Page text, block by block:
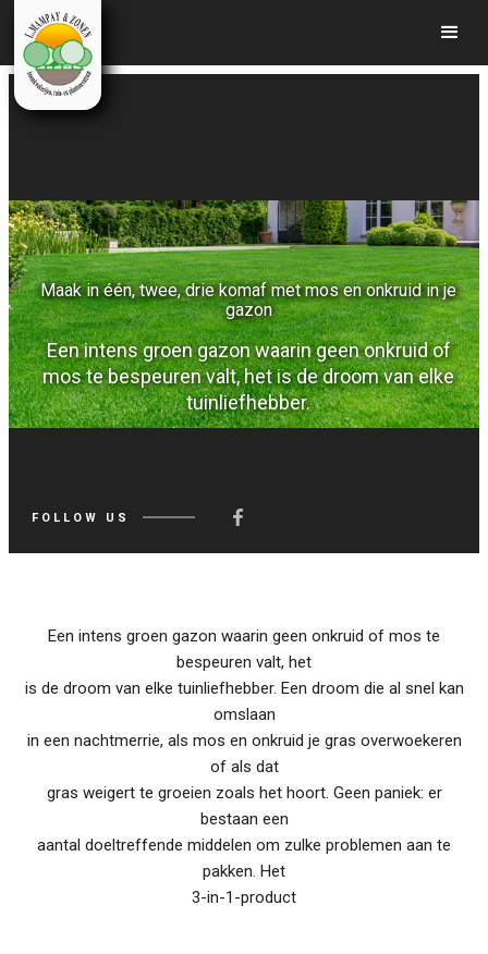
Maak in één, twee, drie komaf met mos en onkruid in je
gazon
Een intens groen gazon waarin geen onkruid of
mos te bespeuren valt, het is de droom van elke
tuinliefhebber.
FOLLOW US
Een intens groen gazon waarin geen onkruid of mos te
bespeuren valt, het
is de droom van elke tuinliefhebber. Een droom die al snel kan
omslaan
in een nachtmerrie, als mos en onkruid je gras overwoekeren
of als dat
gras weigert te groeien zoals het hoort. Geen paniek: er
bestaan een
aantal doeltreffende middelen om zulke problemen aan te
pakken. Het
3-in-1-product